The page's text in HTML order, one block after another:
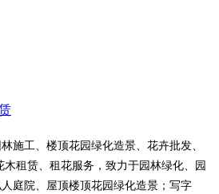
工、楼顶花园绿化造景、花卉批发、
租赁、租花服务，致力于园林绿化、园
庭院、屋顶楼顶花园绿化造景；写字